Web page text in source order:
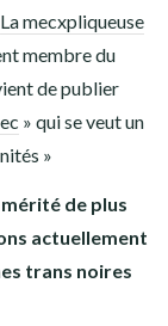
La mecxpliqueuse
membre du
de publier
» qui se veut un
»
de plus
actuellement
trans noires